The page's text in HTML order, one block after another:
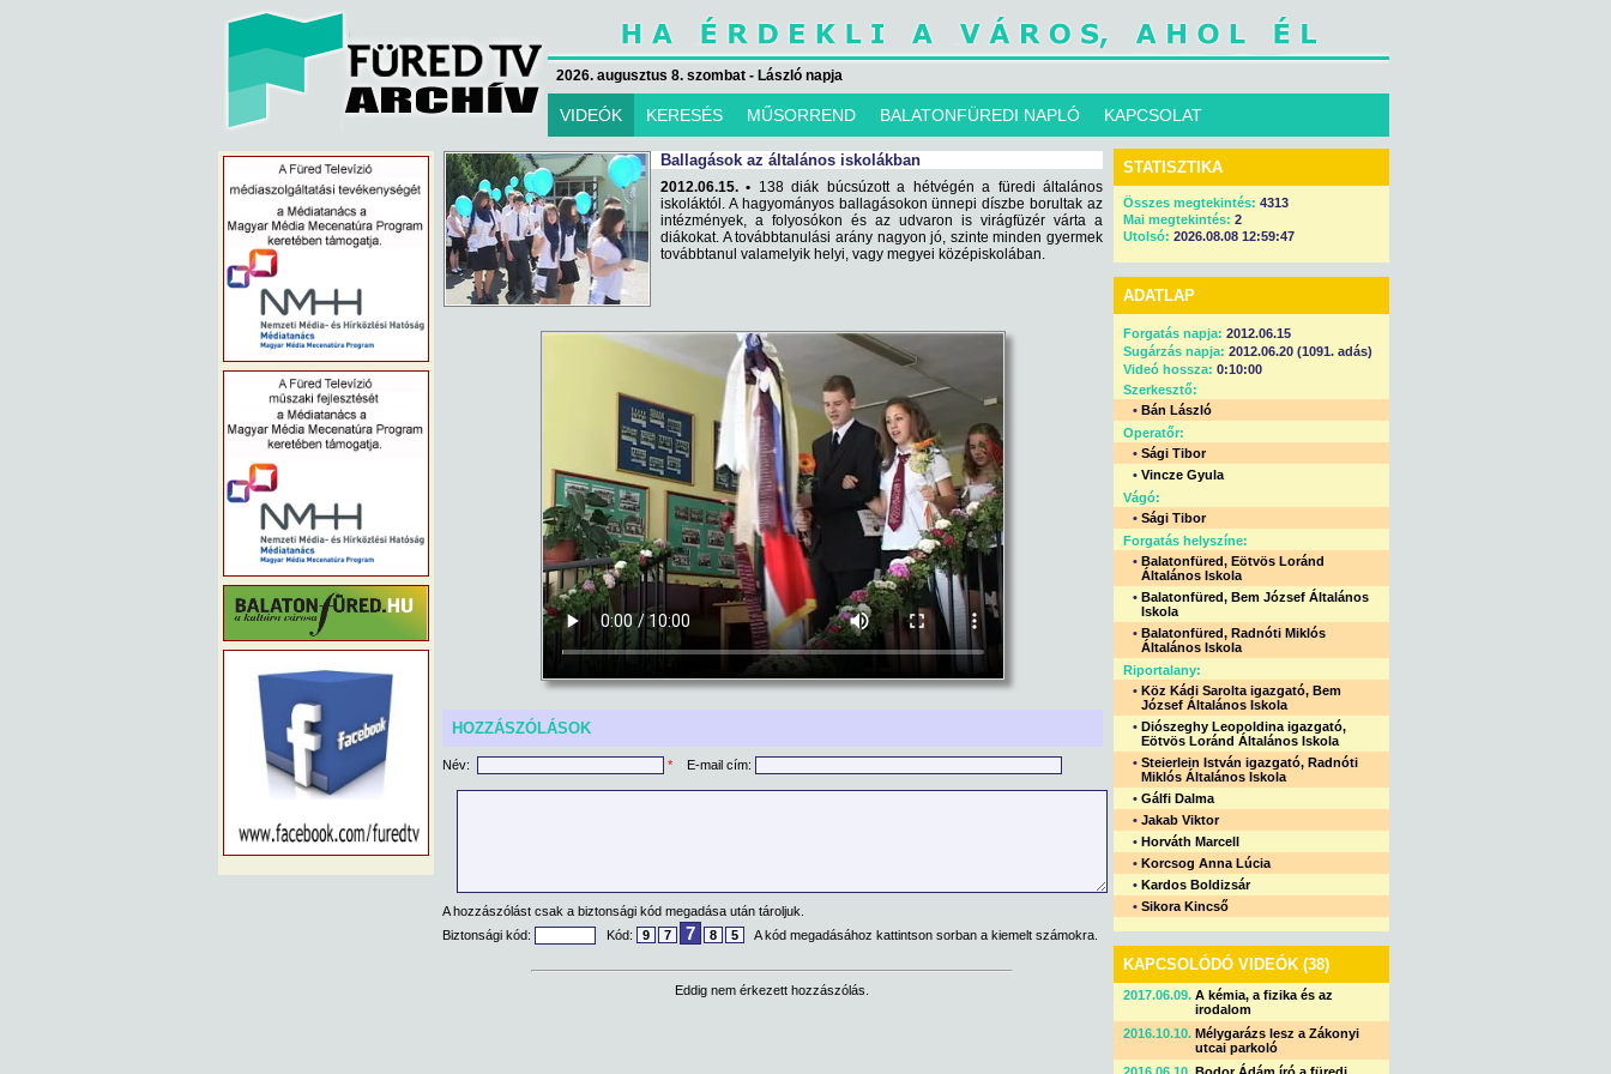
2026. augusztus 8. szombat - László napja
VIDEÓK KERESÉS MŰSORREND BALATONFÜREDI NAPLÓ KAPCSOLAT
Ballagások az általános iskolákban
2012.06.15. • 138 diák búcsúzott a hétvégén a füredi általános
iskoláktól. A hagyományos ballagásokon ünnepi díszbe borultak az
intézmények, a folyosókon és az udvaron is virágfüzér várta a
diákokat. A továbbtanulási arány nagyon jó, szinte minden gyermek
továbbtanul valamelyik helyi, vagy megyei középiskolában.
HOZZÁSZÓLÁSOK
Név: * E-mail cím:
A hozzászólást csak a biztonsági kód megadása után tároljuk.
Biztonsági kód:
Kód: 9 7 7 8 5 A kód megadásához kattintson sorban a kiemelt számokra.
Eddig nem érkezett hozzászólás.
STATISZTIKA
Összes megtekintés: 4313
Mai megtekintés: 2
Utolsó: 2026.08.08 12:59:47
ADATLAP
Forgatás napja: 2012.06.15
Sugárzás napja: 2012.06.20 (1091. adás)
Videó hossza: 0:10:00
Szerkesztő:
• Bán László
Operatőr:
• Sági Tibor
• Vincze Gyula
Vágó:
• Sági Tibor
Forgatás helyszíne:
• Balatonfüred, Eötvös Loránd
Általános Iskola
• Balatonfüred, Bem József Általános
Iskola
• Balatonfüred, Radnóti Miklós
Általános Iskola
Riportalany:
• Köz Kádi Sarolta igazgató, Bem
József Általános Iskola
• Diószeghy Leopoldina igazgató,
Eötvös Loránd Általános Iskola
• Steierlein István igazgató, Radnóti
Miklós Általános Iskola
• Gálfi Dalma
• Jakab Viktor
• Horváth Marcell
• Korcsog Anna Lúcia
• Kardos Boldizsár
• Sikora Kincső
KAPCSOLÓDÓ VIDEÓK (38)
2017.06.09. A kémia, a fizika és az
irodalom
2016.10.10. Mélygarázs lesz a Zákonyi
utcai parkoló